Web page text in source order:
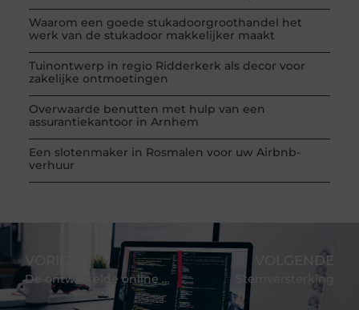
Waarom een goede stukadoorgroothandel het
werk van de stukadoor makkelijker maakt
Tuinontwerp in regio Ridderkerk als decor voor
zakelijke ontmoetingen
Overwaarde benutten met hulp van een
assurantiekantoor in Arnhem
Een slotenmaker in Rosmalen voor uw Airbnb-
verhuur
De ontwikkelde online platforms
VOLGENDE
Stemversterking